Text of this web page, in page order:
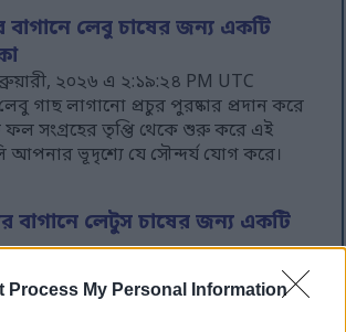
Process My Personal Information
লেবু চাষের জন্য একটি
২০২৬ এ ২:১৯:২৪ PM UTC
গাছ লাগানো প্রচুর পুরষ্কার প্রদান করে
ফল সংগ্রহের তৃপ্তি থেকে শুরু করে এই
ভূদৃশ্যে যে সৌন্দর্য যোগ করে।
লেটুস চাষের জন্য একটি
২০২৬ এ ৯:৩৪:৫২ AM UTC
করা বাড়ির বাগান মালিকদের জন্য